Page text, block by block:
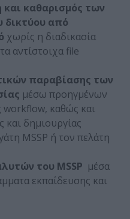
και καθαρισμός των
δικτύου από
χωρίς η διαδικασία
αντίστοιχα file
παραβίασης των
μέσω προηγμένων
workflow, καθώς και
και δημιουργίας
MSSP ή τον πελάτη
του MSSP μέσα
εκπαίδευσης και